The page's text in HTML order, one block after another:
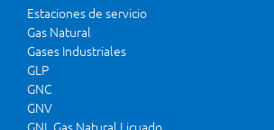
Estaciones de servicio
Gas Natural
Gases Industriales
GLP
GNC
GNV